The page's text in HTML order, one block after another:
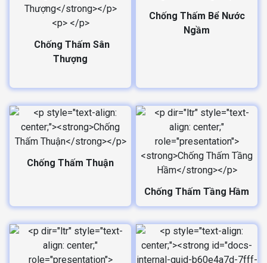
Chống Thấm Sân
Thượng
Chống Thấm Bể Nước
Ngầm
Chống Thấm Thuận
Chống Thấm Tầng Hầm